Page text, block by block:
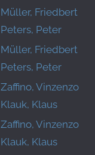
Müller, Friedbert
Peters, Peter
Müller, Friedbert
Peters, Peter
Zaffino, Vinzenzo
Klauk, Klaus
Zaffino, Vinzenzo
Klauk, Klaus